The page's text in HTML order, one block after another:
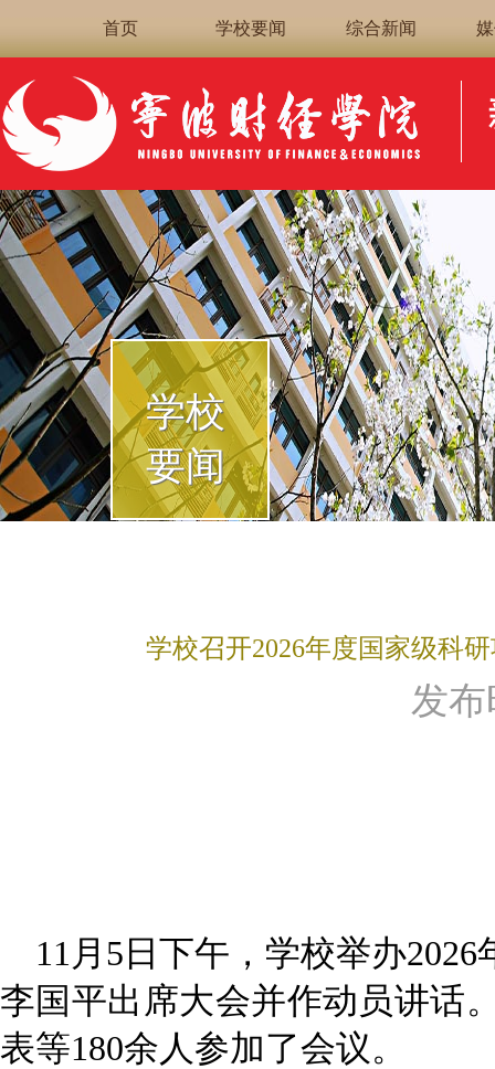
首页 学校要闻 综合新闻
学校
要闻
学校召开2026年度国家级科
发布
11月5日下午，学校举办
李国平出席大会并作动员讲话
表等180余人参加了会议。